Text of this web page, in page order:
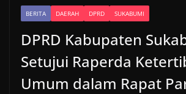
BERITA DAERAH DPRD SUKABUMI
DPRD Kabupaten
Setujui Raperda
Umum dalam Rapat